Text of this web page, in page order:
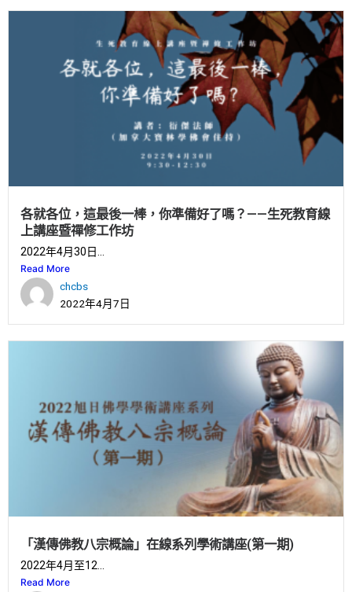
各就各位，這最後一棒，你準備好了嗎？——生死教育線
上講座暨禪修工作坊
2022年4月30日...
Read More
chcbs
2022年4月7日
「漢傳佛教八宗概論」在線系列學術講座(第一期)
2022年4月至12...
Read More